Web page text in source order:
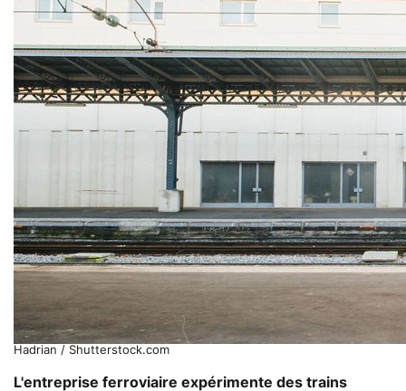
Hadrian / Shutterstock.com
L'entreprise ferroviaire expérimente des trains